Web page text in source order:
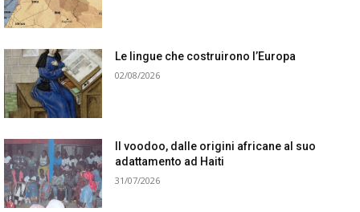
Le lingue che costruirono l’Europa
02/08/2026
Il voodoo, dalle origini africane al suo
adattamento ad Haiti
31/07/2026